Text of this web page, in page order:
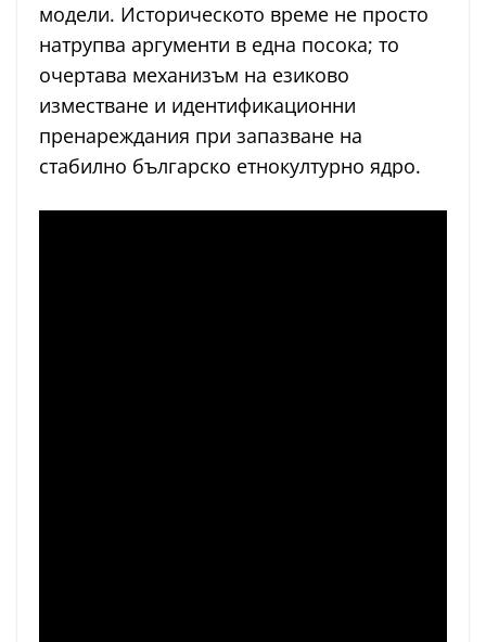
модели. Историческото време не просто
натрупва аргументи в една посока; то
очертава механизъм на езиково
изместване и идентификационни
пренареждания при запазване на
стабилно българско етнокултурно ядро.